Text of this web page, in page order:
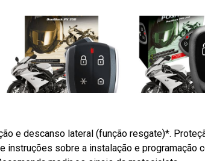
e descanso lateral (função resgate)*.
instruções sobre a instalação e programação